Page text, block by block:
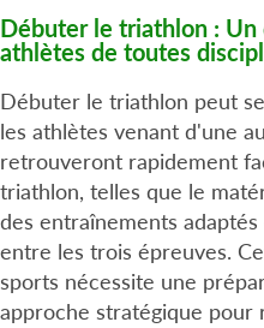
Débuter le triathlon :
athlètes de toutes
Débuter le triathlon peut
les athlètes venant d'une
retrouveront rapidement
triathlon, telles que le
des entraînements
entre les trois épreuves.
sports nécessite une
approche stratégique pour